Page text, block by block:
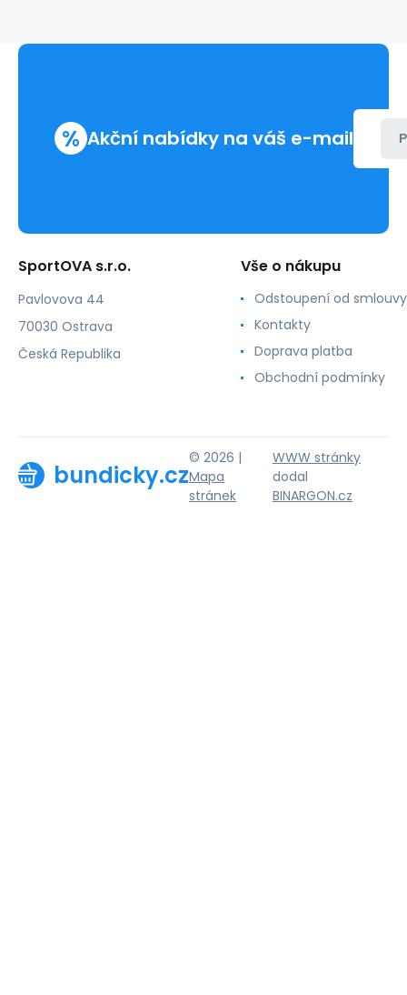
% Akční nabídky na váš e-mail
SportOVA s.r.o.
Pavlovova 44
70030 Ostrava
Česká Republika
Vše o nákupu
Odstoupení od smlouvy
Kontakty
Doprava platba
Obchodní podmínky
bundicky.cz
© 2026 |
Mapa
stránek
WWW stránky
dodal
BINARGON.cz